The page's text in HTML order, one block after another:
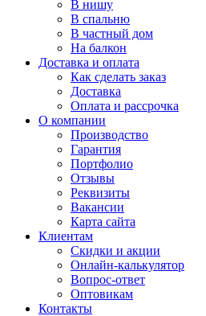
В нишу
В спальню
В частный дом
На балкон
Доставка и оплата
Как сделать заказ
Доставка
Оплата и рассрочка
О компании
Производство
Гарантия
Портфолио
Отзывы
Реквизиты
Вакансии
Карта сайта
Клиентам
Скидки и акции
Онлайн-калькулятор
Вопрос-ответ
Оптовикам
Контакты